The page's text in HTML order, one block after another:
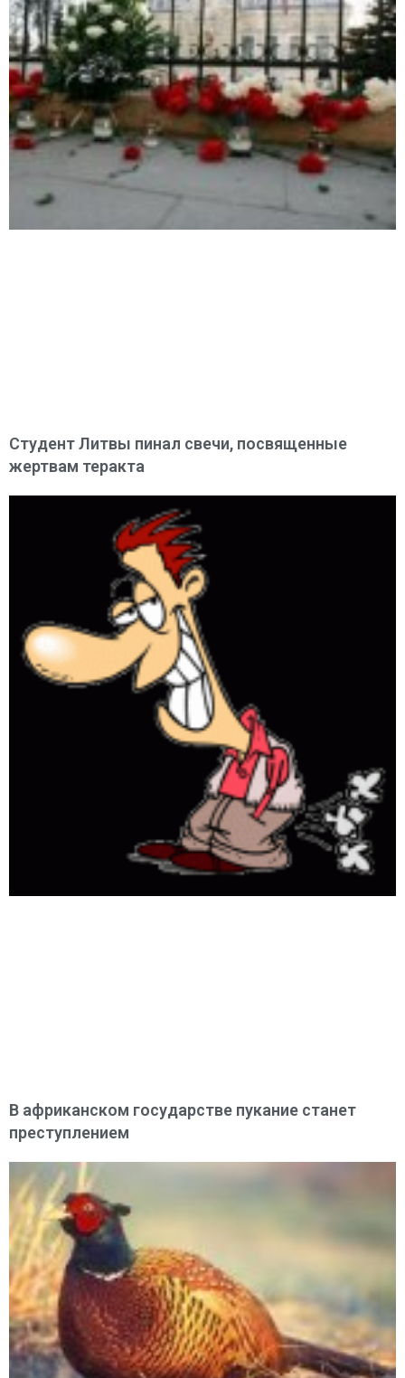
Студент Литвы пинал свечи, посвященные
жертвам теракта
В африканском государстве пукание станет
преступлением